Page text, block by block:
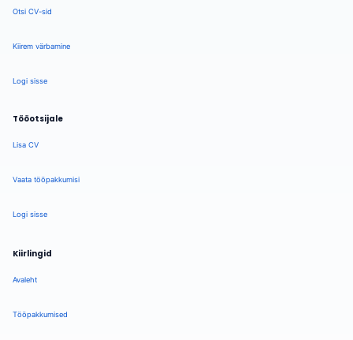
Otsi CV-sid
Kiirem värbamine
Logi sisse
Tööotsijale
Lisa CV
Vaata tööpakkumisi
Logi sisse
Kiirlingid
Avaleht
Tööpakkumised